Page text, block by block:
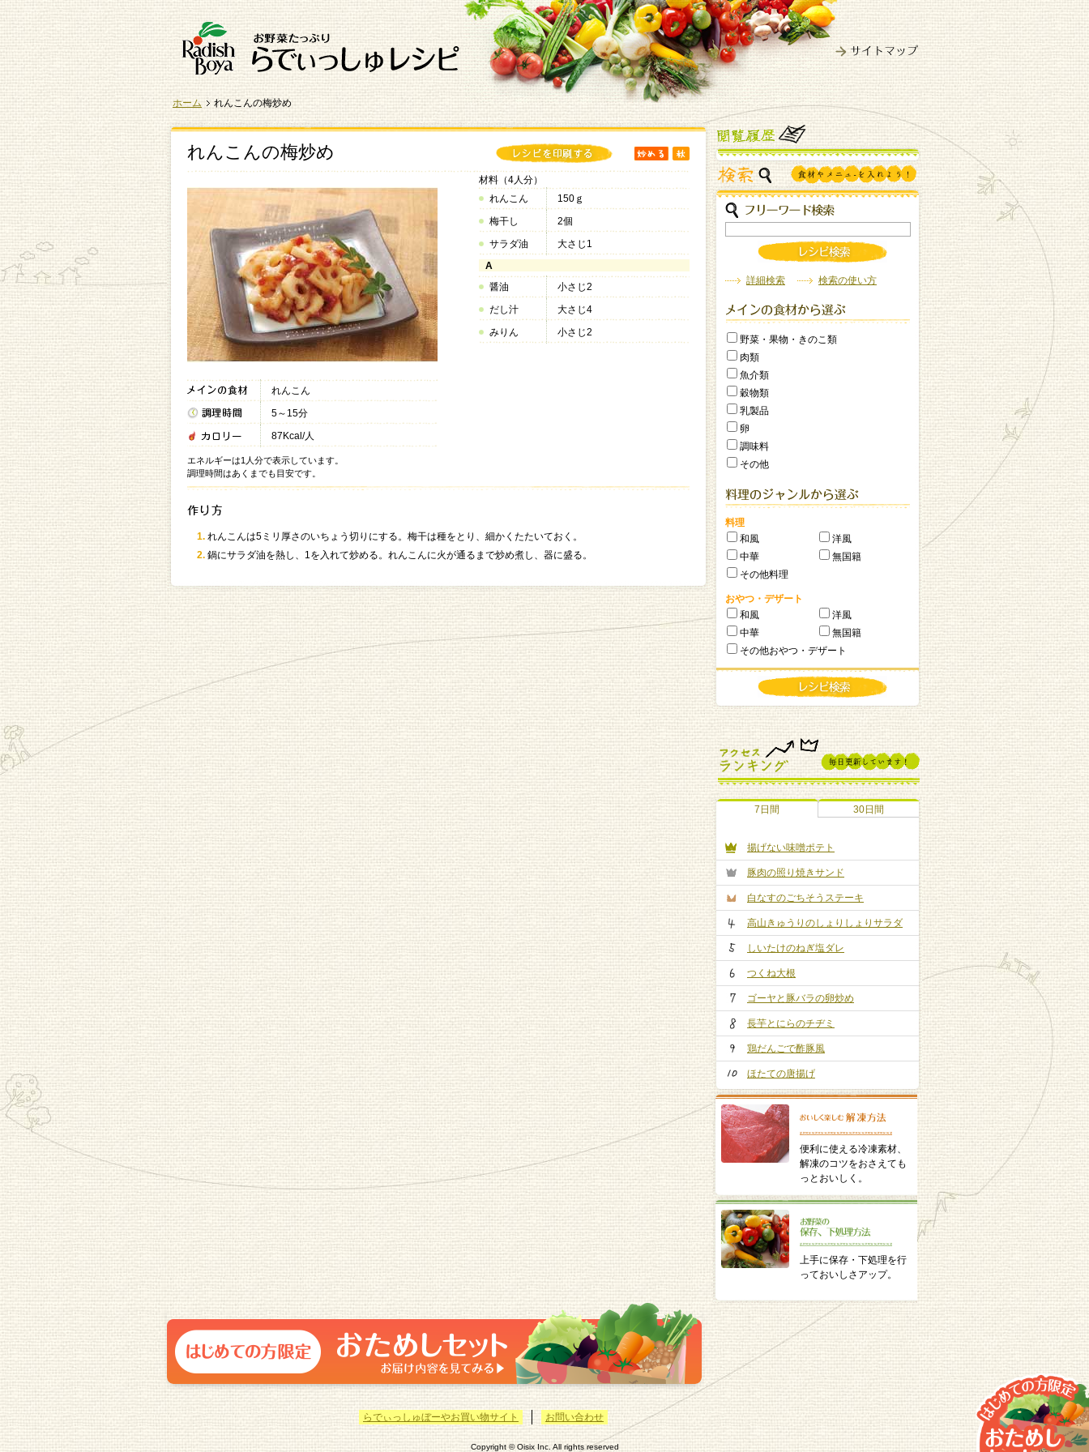
ホーム れんこんの梅炒め
れんこんの梅炒め
れんこん
5～15分
87Kcal/人
エネルギーは1人分で表示しています。
調理時間はあくまでも目安です。
材料（4人分）
れんこん
150ｇ
梅干し
2個
サラダ油
大さじ1
A
醤油
小さじ2
だし汁
大さじ4
みりん
小さじ2
れんこんは5ミリ厚さのいちょう切りにする。梅干は種をとり、細かくたたいておく。
鍋にサラダ油を熱し、1を入れて炒める。れんこんに火が通るまで炒め煮し、器に盛る。
詳細検索 検索の使い方
野菜・果物・きのこ類
肉類
魚介類
穀物類
乳製品
卵
調味料
その他
料理
和風
洋風
中華
無国籍
その他料理
おやつ・デザート
和風
洋風
中華
無国籍
その他おやつ・デザート
7日間 30日間
揚げない味噌ポテト
豚肉の照り焼きサンド
白なすのごちそうステーキ
高山きゅうりのしょりしょりサラダ
しいたけのねぎ塩ダレ
つくね大根
ゴーヤと豚バラの卵炒め
長芋とにらのチヂミ
鶏だんごで酢豚風
ほたての唐揚げ
便利に使える冷凍素材、
解凍のコツをおさえても
っとおいしく。
上手に保存・下処理を行
っておいしさアップ。
らでぃっしゅぼーやお買い物サイト お問い合わせ
Copyright © Oisix Inc. All rights reserved